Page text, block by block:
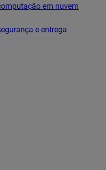
em nuvem
e entrega